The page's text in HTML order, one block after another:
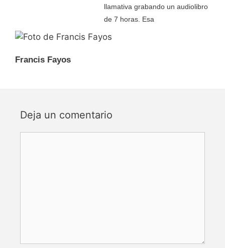
Francis Fayos
llamativa grabando un audiolibro
de 7 horas. Esa
Deja un comentario